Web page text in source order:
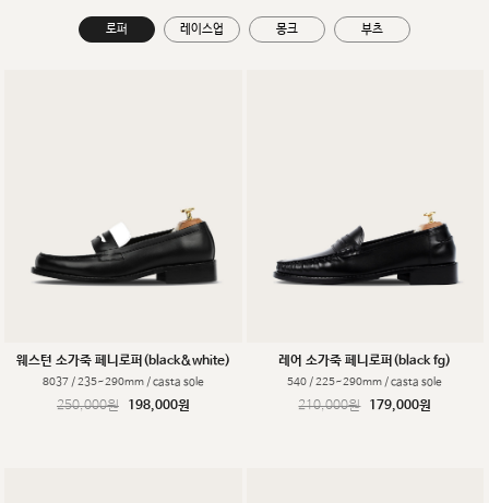
로퍼 레이스업 몽크 부츠
웨스턴 소가죽 페니로퍼(black&white)
8037 / 235~290mm / casta sole
250,000원 198,000원
레어 소가죽 페니로퍼(black fg)
540 / 225~290mm / casta sole
210,000원 179,000원